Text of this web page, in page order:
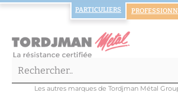
PARTICULIERS
Les autres marques de Tordjman Métal